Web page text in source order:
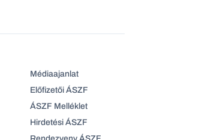
Médiaajanlat
Előfizetői ÁSZF
ÁSZF Melléklet
Hirdetési ÁSZF